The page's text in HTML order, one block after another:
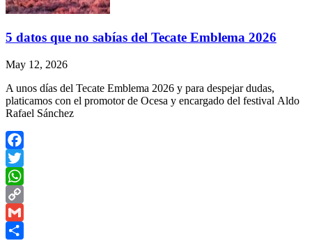
5 datos que no sabías del Tecate Emblema 2026
May 12, 2026
A unos días del Tecate Emblema 2026 y para despejar dudas,
platicamos con el promotor de Ocesa y encargado del festival Aldo
Rafael Sánchez
Facebook
Twitter
WhatsApp
Copy
Link
Gmail